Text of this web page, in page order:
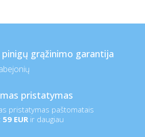
pinigų grąžinimo garantija
pristatymas
pristatymas paštomatais
59 EURir daugiau